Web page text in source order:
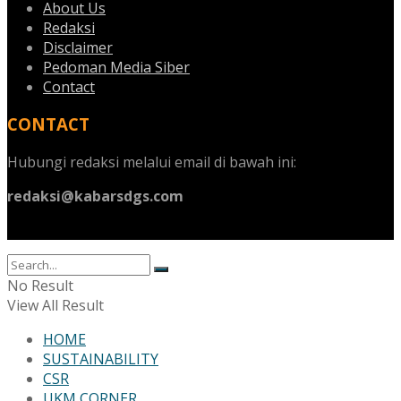
About Us
Redaksi
Disclaimer
Pedoman Media Siber
Contact
CONTACT
Hubungi redaksi melalui email di bawah ini:
redaksi@kabarsdgs.com
No Result
View All Result
HOME
SUSTAINABILITY
CSR